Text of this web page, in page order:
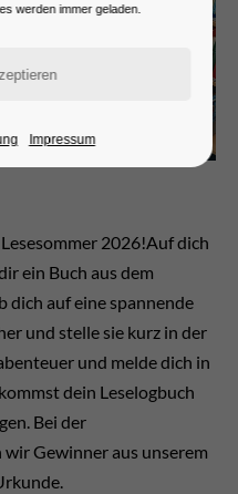
2026!Auf dich
ein Buch aus dem
dich auf eine spannende
und stelle sie kurz in der
und melde dich in
dein Leselogbuch
Bei der
Gewinner aus unserem
werden immer geladen.
Impressum